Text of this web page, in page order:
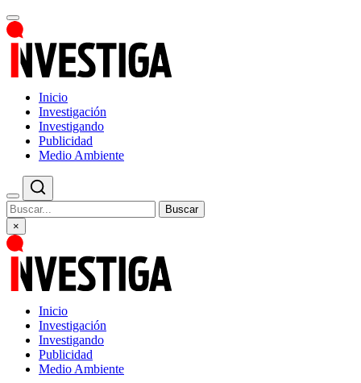
Inicio
Investigación
Investigando
Publicidad
Medio Ambiente
Buscar
×
Inicio
Investigación
Investigando
Publicidad
Medio Ambiente